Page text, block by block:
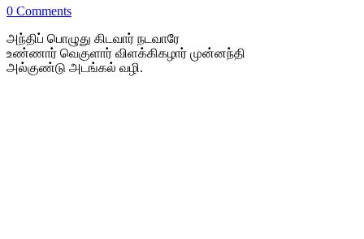
0 Comments
அந்திப் பொழுது கிடவார் நடவாரே
உண்ணார் வெகுளார் விளக்கிகழார் முன்னந்தி
அல்குண்டு அடங்கல் வழி.